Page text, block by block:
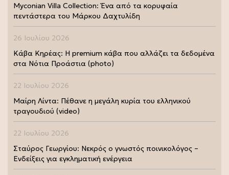
Myconian Villa Collection: Ένα από τα κορυφαία
πεντάστερα του Μάρκου Δαχτυλίδη
26 Ιουλίου 2026
Κάβα Κηρέας: Η premium κάβα που αλλάζει τα δεδομένα
στα Νότια Προάστια (photo)
22 Ιουλίου 2026
Μαίρη Λίντα: Πέθανε η μεγάλη κυρία του ελληνικού
τραγουδιού (video)
22 Ιουλίου 2026
Σταύρος Γεωργίου: Νεκρός ο γνωστός ποινικολόγος –
Ενδείξεις για εγκληματική ενέργεια